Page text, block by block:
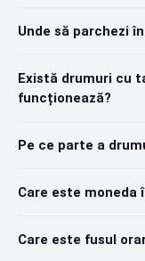
Unde să parchezi
Există drumuri cu
funcționează?
Pe ce parte a
Care este moneda
Care este fusul